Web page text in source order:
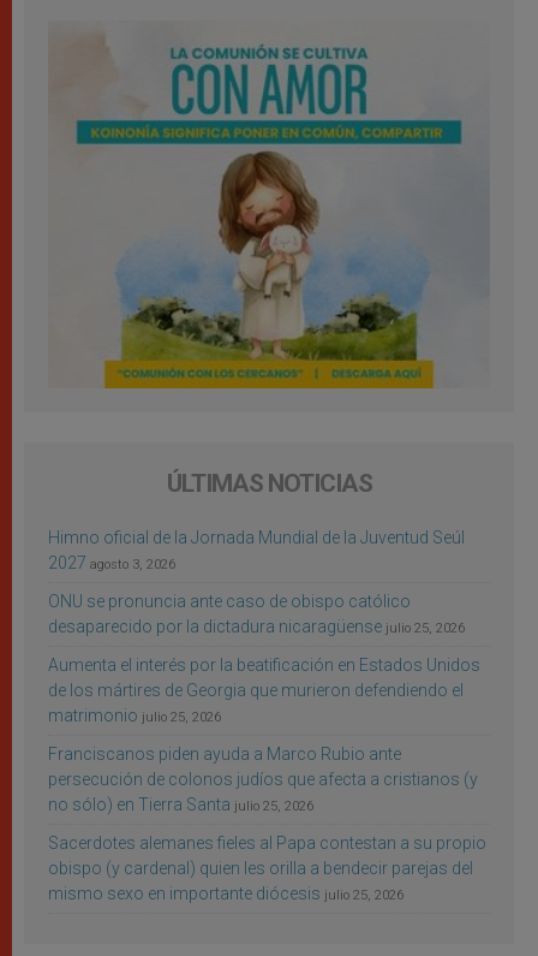
ÚLTIMAS NOTICIAS
Himno oficial de la Jornada Mundial de la Juventud Seúl
2027 agosto 3, 2026
ONU se pronuncia ante caso de obispo católico
desaparecido por la dictadura nicaragüense julio 25, 2026
Aumenta el interés por la beatificación en Estados Unidos
de los mártires de Georgia que murieron defendiendo el
matrimonio julio 25, 2026
Franciscanos piden ayuda a Marco Rubio ante
persecución de colonos judíos que afecta a cristianos (y
no sólo) en Tierra Santa julio 25, 2026
Sacerdotes alemanes fieles al Papa contestan a su propio
obispo (y cardenal) quien les orilla a bendecir parejas del
mismo sexo en importante diócesis julio 25, 2026